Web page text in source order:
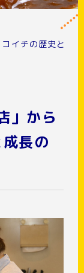
イチの歴史と
」から
長の